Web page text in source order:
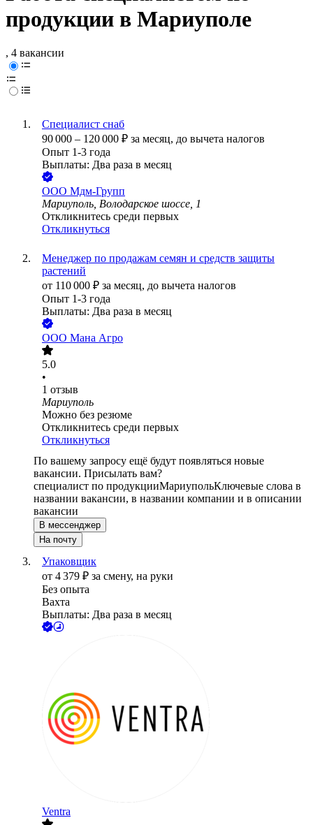
продукции в Мариуполе
, 4 вакансии
Специалист снаб
90 000 – 120 000 ₽ за месяц, до вычета налогов
Опыт 1-3 года
Выплаты: Два раза в месяц
ООО Мдм-Групп
Мариуполь, Володарское шоссе, 1
Откликнитесь среди первых
Откликнуться
Менеджер по продажам семян и средств защиты
растений
от 110 000 ₽ за месяц, до вычета налогов
Опыт 1-3 года
Выплаты: Два раза в месяц
ООО Мана Агро
5.0
•
1 отзыв
Мариуполь
Можно без резюме
Откликнитесь среди первых
Откликнуться
По вашему запросу ещё будут появляться новые
вакансии. Присылать вам?
специалист по продукцииМариупольКлючевые слова в
названии вакансии, в названии компании и в описании
вакансии
В мессенджер
На почту
Упаковщик
от 4 379 ₽ за смену, на руки
Без опыта
Вахта
Выплаты: Два раза в месяц
Ventra